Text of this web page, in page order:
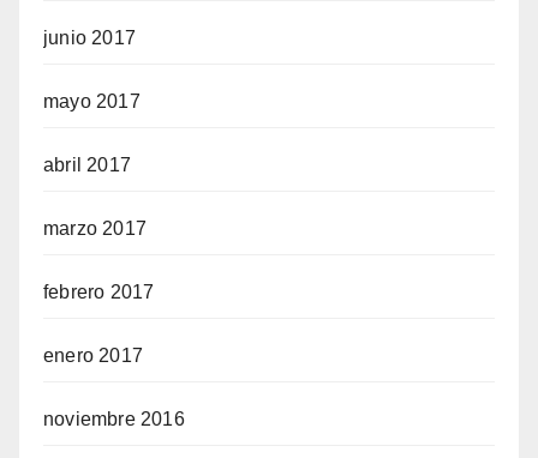
junio 2017
mayo 2017
abril 2017
marzo 2017
febrero 2017
enero 2017
noviembre 2016